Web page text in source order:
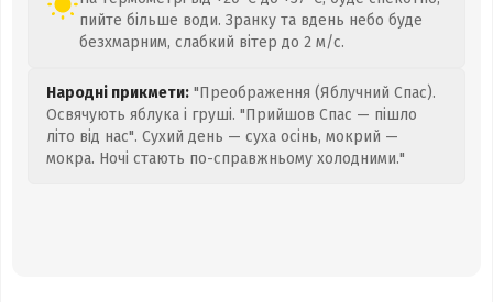
пийте більше води. Зранку та вдень небо буде
безхмарним, слабкий вітер до 2 м/с.
Народні прикмети: "Преображення (Яблучний Спас).
Освячують яблука і груші. "Прийшов Спас — пішло
літо від нас". Сухий день — суха осінь, мокрий —
мокра. Ночі стають по-справжньому холодними."